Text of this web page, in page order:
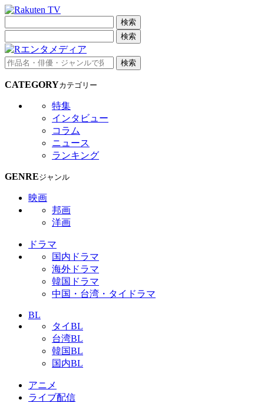
検索
検索
検索
CATEGORYカテゴリー
特集
インタビュー
コラム
ニュース
ランキング
GENREジャンル
映画
邦画
洋画
ドラマ
国内ドラマ
海外ドラマ
韓国ドラマ
中国・台湾・タイドラマ
BL
タイBL
台湾BL
韓国BL
国内BL
アニメ
ライブ配信